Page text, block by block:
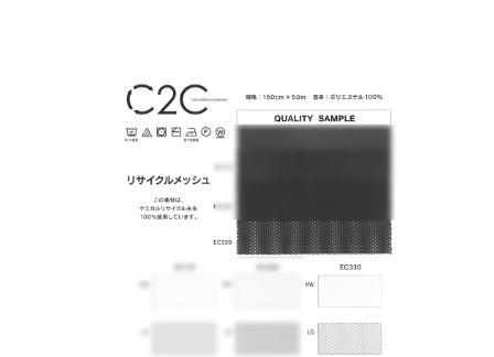
大阪本社 〒541-0052 大阪府中央区安土町3-3-9
お問い合わせフォームはこちら
Tamurakoma Textile Baseについて